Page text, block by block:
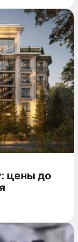
цены до